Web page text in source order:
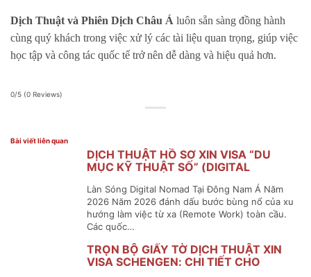
Dịch Thuật và Phiên Dịch Châu Á luôn sẵn sàng đồng hành
cùng quý khách trong việc xử lý các tài liệu quan trọng, giúp việc
học tập và công tác quốc tế trở nên dễ dàng và hiệu quả hơn.
0/5 (0 Reviews)
Bài viết liên quan
DỊCH THUẬT HỒ SƠ XIN VISA “DU
MỤC KỸ THUẬT SỐ” (DIGITAL
Làn Sóng Digital Nomad Tại Đông Nam Á Năm
2026 Năm 2026 đánh dấu bước bùng nổ của xu
hướng làm việc từ xa (Remote Work) toàn cầu.
Các quốc…
TRỌN BỘ GIẤY TỜ DỊCH THUẬT XIN
VISA SCHENGEN: CHI TIẾT CHO